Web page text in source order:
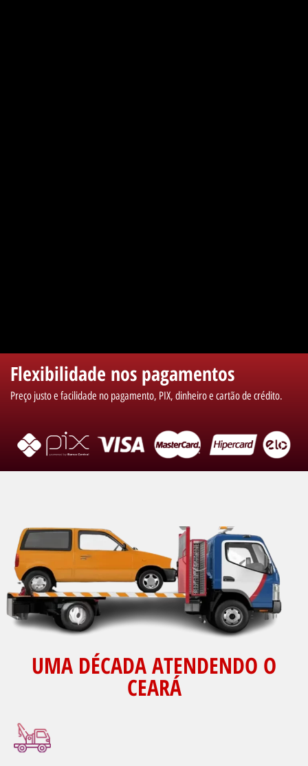
Flexibilidade nos pagamentos
Preço justo e facilidade no pagamento, PIX, dinheiro e cartão de crédito.
UMA DÉCADA ATENDENDO O
CEARÁ